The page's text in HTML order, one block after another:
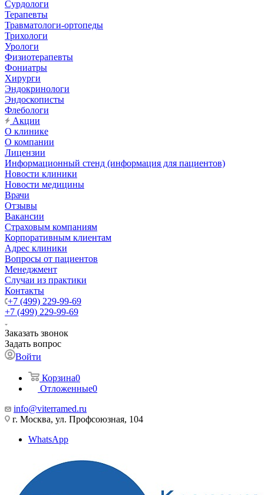
Сурдологи
Терапевты
Травматологи-ортопеды
Трихологи
Урологи
Физиотерапевты
Фониатры
Хирурги
Эндокринологи
Эндоскописты
Флебологи
Акции
О клинике
О компании
Лицензии
Информационный стенд (информация для пациентов)
Новости клиники
Новости медицины
Врачи
Отзывы
Вакансии
Страховым компаниям
Корпоративным клиентам
Адрес клиники
Вопросы от пациентов
Менеджмент
Случаи из практики
Контакты
+7 (499) 229-99-69
+7 (499) 229-99-69
Заказать звонок
Задать вопрос
Войти
Корзина0
Отложенные0
info@viterramed.ru
г. Москва, ул. Профсоюзная, 104
WhatsApp